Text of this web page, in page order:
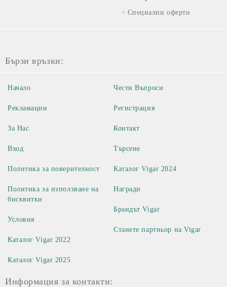
Специални оферти
Бързи връзки:
Начало
Рекламации
За Нас
Вход
Чести Въпроси
Регистрация
Контакт
Търсене
Политика за поверителност
Политика за използване на
бисквитки
Условия
Каталог Vigar 2022
Каталог Vigar 2024
Награди
Брандът Vigar
Станете партньор на Vigar
Каталог Vigar 2025
Информация за контакти: